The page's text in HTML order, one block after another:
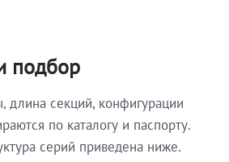
подбор
длина секций, конфигурации
по каталогу и паспорту.
серий приведена ниже.